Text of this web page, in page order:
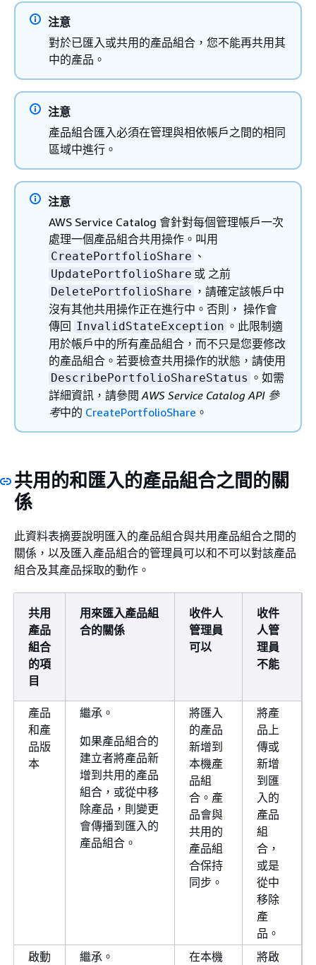
注意
對於已匯入或共用的產品組合，您不能再共用其
中的產品。
注意
產品組合匯入必須在管理與相依帳戶之間的相同
區域中進行。
注意
AWS Service Catalog 會針對每個管理帳戶一次
處理一個產品組合共用操作。叫用
CreatePortfolioShare 、
UpdatePortfolioShare 或 之前
DeletePortfolioShare ，請確定該帳戶中
沒有其他共用操作正在進行中。否則， 操作會
傳回 InvalidStateException 。此限制適
用於帳戶中的所有產品組合，而不只是您要修改
的產品組合。若要檢查共用操作的狀態，請使用
DescribePortfolioShareStatus 。如需
詳細資訊，請參閱AWS Service Catalog API 參
考中的 CreatePortfolioShare 。
共用的和匯入的產品組合之間的關
係
此資料表摘要說明匯入的產品組合與共用產品組合之間的
關係，以及匯入產品組合的管理員可以和不可以對該產品
組合及其產品採取的動作。
共用
產品
組合
的項
目
用來匯入產品組
合的關係
收件人
管理員
可以
收件
人管
理員
不能
產品
和產
品版
本
繼承。
如果產品組合的
建立者將產品新
增到共用的產品
組合，或從中移
除產品，則變更
會傳播到匯入的
產品組合。
將匯入
的產品
新增到
本機產
品組
合。產
品會與
共用的
產品組
合保持
同步。
將產
品上
傳或
新增
到匯
入的
產品
組
合，
或是
從中
移除
產
品。
啟動
繼承。
在本機
將啟